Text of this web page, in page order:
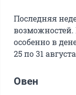
Последняя
особенно в
25 по 31
Овен